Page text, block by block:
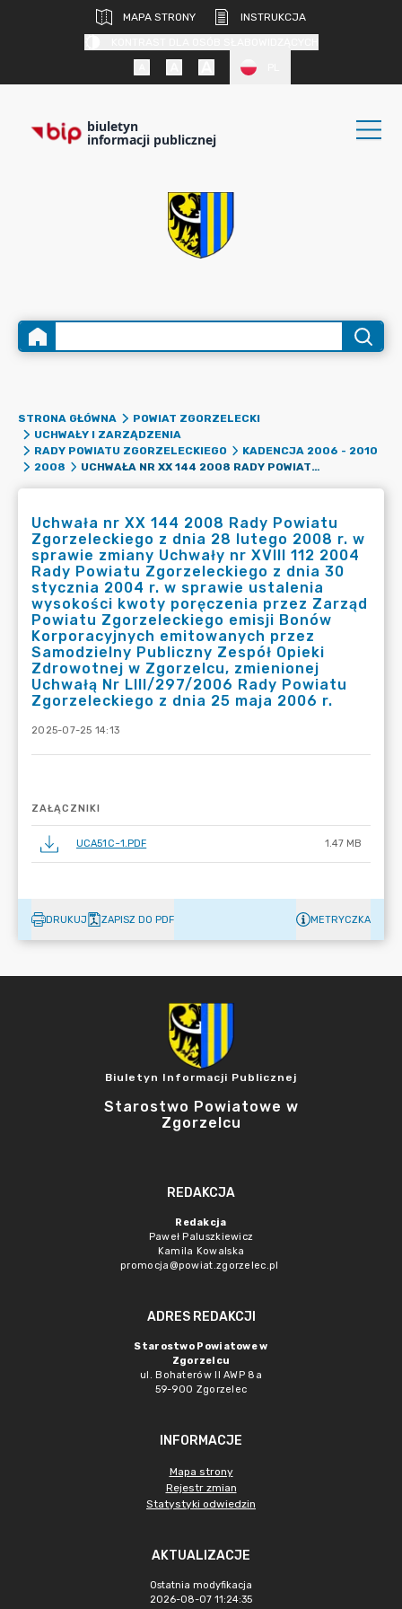
MAPA STRONY
INSTRUKCJA
biuletyn
informacji publicznej
STRONA GŁÓWNA
POWIAT ZGORZELECKI
UCHWAŁY I ZARZĄDZENIA
RADY POWIATU ZGORZELECKIEGO
KADENCJA 2006 - 2010
2008
UCHWAŁA NR XX 144 2008 RADY POWIATU ZGORZELECKIEGO Z DNIA 28 LUTEGO 2008 R. W SPRAWIE ZMIANY UCHWAŁY NR XVIII 112 2004 RADY POWIATU ZGORZELECKIEGO Z DNIA 30 STYCZNIA 2004 R. W SPRAWIE USTALENIA WYSOKOŚCI KWOTY PORĘCZENIA PRZEZ ZARZĄD POWIATU ZGORZELECKIEGO EMISJI BONÓW KORPORACYJNYCH EMITOWANYCH PRZEZ SAMODZIELNY PUBLICZNY ZESPÓŁ OPIEKI ZDROWOTNEJ W ZGORZELCU, ZMIENIONEJ UCHWAŁĄ NR LIII/297/2006 RADY POWIATU ZGORZELECKIEGO Z DNIA 25 MAJA 2006 R.
Uchwała nr XX 144 2008 Rady Powiatu
Zgorzeleckiego z dnia 28 lutego 2008 r. w
sprawie zmiany Uchwały nr XVIII 112 2004
Rady Powiatu Zgorzeleckiego z dnia 30
stycznia 2004 r. w sprawie ustalenia
wysokości kwoty poręczenia przez Zarząd
Powiatu Zgorzeleckiego emisji Bonów
Korporacyjnych emitowanych przez
Samodzielny Publiczny Zespół Opieki
Zdrowotnej w Zgorzelcu, zmienionej
Uchwałą Nr LIII/297/2006 Rady Powiatu
Zgorzeleckiego z dnia 25 maja 2006 r.
2025-07-25 14:13
ZAŁĄCZNIKI
UCA51C~1.PDF 1.47 MB
DRUKUJ ZAPISZ DO PDF METRYCZKA
Biuletyn Informacji Publicznej
Starostwo Powiatowe w
Zgorzelcu
REDAKCJA
Redakcja
Paweł Paluszkiewicz
Kamila Kowalska
promocja@powiat.zgorzelec.pl
ADRES REDAKCJI
Starostwo Powiatowe w
Zgorzelcu
ul. Bohaterów II AWP 8a
59-900 Zgorzelec
INFORMACJE
Mapa strony
Rejestr zmian
Statystyki odwiedzin
AKTUALIZACJE
Ostatnia modyfikacja
2026-08-07 11:24:35